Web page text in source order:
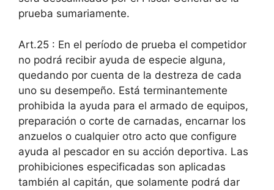
prueba sumariamente.
Art.25 : En el período de prueba el competidor
no podrá recibir ayuda de especie alguna,
quedando por cuenta de la destreza de cada
uno su desempeño. Está terminantemente
prohibida la ayuda para el armado de equipos,
preparación o corte de carnadas, encarnar los
anzuelos o cualquier otro acto que configure
ayuda al pescador en su acción deportiva. Las
prohibiciones especificadas son aplicadas
también al capitán, que solamente podrá dar